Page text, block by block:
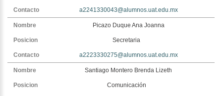
a2241330043@alumnos.uat.edu.mx
Picazo Duque Ana Joanna
Secretaria
a2223330275@alumnos.uat.edu.mx
Santiago Montero Brenda Lizeth
Comunicación